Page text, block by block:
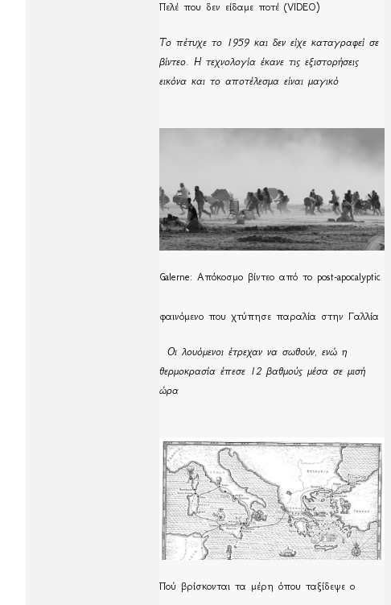
Πελέ που δεν είδαμε ποτέ (VIDEO)
Το πέτυχε το 1959 και δεν είχε καταγραφεί σε
βίντεο. Η τεχνολογία έκανε τις εξιστορήσεις
εικόνα και το αποτέλεσμα είναι μαγικό
Galerne: Απόκοσμο βίντεο από το post-apocalyptic
φαινόμενο που χτύπησε παραλία στην Γαλλία
Οι λουόμενοι έτρεχαν να σωθούν, ενώ η
θερμοκρασία έπεσε 12 βαθμούς μέσα σε μισή
ώρα
Πού βρίσκονται τα μέρη όπου ταξίδεψε ο